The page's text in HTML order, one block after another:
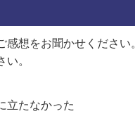
想をお聞かせください
。
立たなかった